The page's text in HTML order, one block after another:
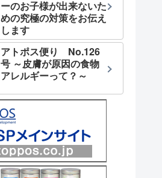
ーのお子様が出来ないた
めの究極の対策をお伝え
します
アトポス便り No.126
号 ～皮膚が原因の食物
アレルギーって？～